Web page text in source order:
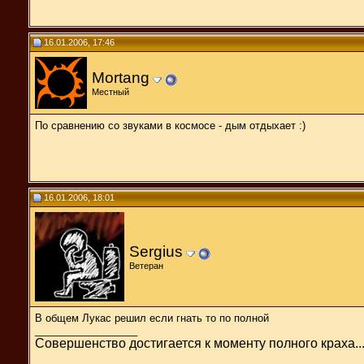
16.01.2006, 17:46
Mortang
Местный
По сравнению со звуками в космосе - дым отдыхает :)
16.01.2006, 18:01
Sergius
Ветеран
В общем Лукас решил если гнать то по полной
Совершенство достигается к моменту полного краха...